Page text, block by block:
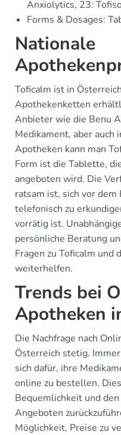
Anxiolytics, 23:
Forms & Dosages:
Nationale
Toficalm ist in
Apothekenketten
Anbieter wie die Benu
Medikament, aber auch
Apotheken kann man
Form ist die Tablette,
angeboten wird. Die
ratsam ist, sich vor
telefonisch zu
vorrätig ist.
persönliche Beratung
Fragen zu Toficalm und
weiterhelfen.
Trends bei
Apotheken
Die Nachfrage nach
Österreich stetig.
sich dafür, ihre
online zu bestellen.
Bequemlichkeit und
Angeboten
Möglichkeit, Preise zu